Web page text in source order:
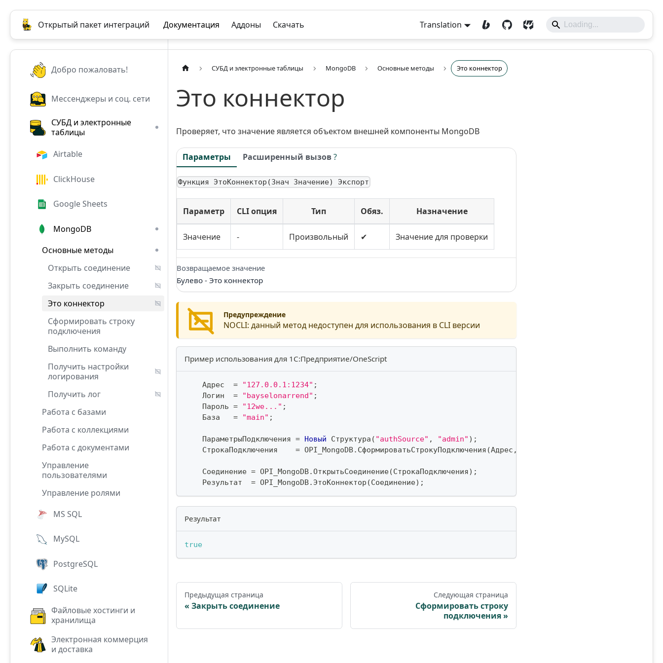
Открытый пакет интеграций Документация Аддоны Скачать Translation
Добро пожаловать!
Мессенджеры и соц. сети
СУБД и электронные
таблицы
Airtable
ClickHouse
Google Sheets
MongoDB
Основные методы
Открыть соединение
Закрыть соединение
Это коннектор
Сформировать строку
подключения
Выполнить команду
Получить настройки
логирования
Получить лог
Работа с базами
Работа с коллекциями
Работа с документами
Управление
пользователями
Управление ролями
MS SQL
MySQL
PostgreSQL
SQLite
Файловые хостинги и
хранилища
Электронная коммерция
и доставка
СУБД и электронные таблицы MongoDB Основные методы Это коннектор
Это коннектор
Проверяет, что значение является объектом внешней компоненты MongoDB
Параметры Расширенный вызов?
Функция ЭтоКоннектор(Знач Значение) Экспорт
Параметр CLI опция Тип Обяз. Назначение
Значение - Произвольный ✔ Значение для проверки
Возвращаемое значение
Булево - Это коннектор
Предупреждение
NOCLI: данный метод недоступен для использования в CLI версии
Пример использования для 1С:Предприятие/OneScript
    Адрес
= "127.0.0.1:1234" ;
    Логин
= "bayselonarrend" ;
    Пароль
= "12we..." ;
    База
= "main" ;
    ПараметрыПодключения
= Новый Структура ( "authSource" , "admin" ) ;
    СтрокаПодключения
= OPI_MongoDB. СформироватьСтрокуПодключения (Адрес ,
    Соединение
= OPI_MongoDB.ОткрытьСоединение(СтрокаПодключения) ;
    Результат
= OPI_MongoDB. ЭтоКоннектор (Соединение) ;
Результат
true
Предыдущая страница
Закрыть соединение
Следующая страница
Сформировать строку
подключения